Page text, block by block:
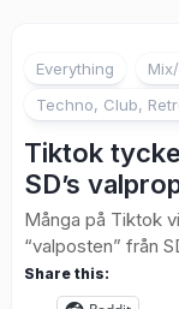
Everything
Techno, Club,
Tiktok
SD’s
Många på Tiktok
“valposten” från
Share this: